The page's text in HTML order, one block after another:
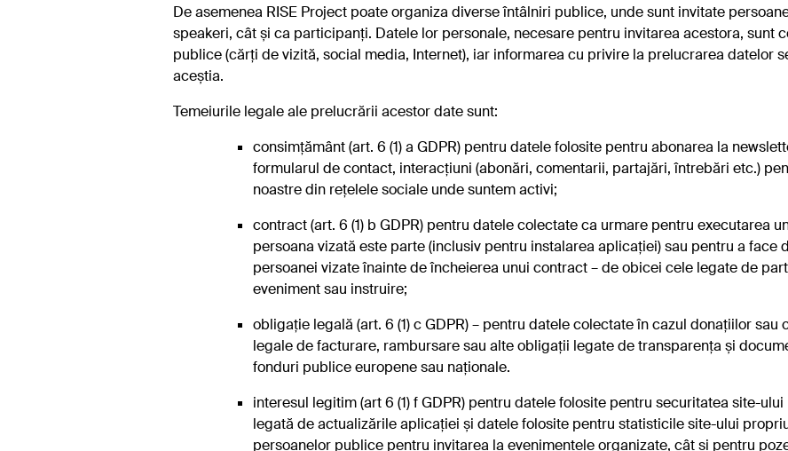
De asemenea RISE Project poate organiza diverse întâlniri publice, unde sunt invitate
speakeri, cât și ca participanți. Datele lor personale, necesare pentru invitarea acestora, sunt
publice (cărți de vizită, social media, Internet), iar informarea cu privire la prelucrarea datelor
aceștia.
Temeiurile legale ale prelucrării acestor date sunt:
consimțământ (art. 6 (1) a GDPR) pentru datele folosite pentru abonarea la
formularul de contact, interacțiuni (abonări, comentarii, partajări, întrebări etc.)
noastre din rețelele sociale unde suntem activi;
contract (art. 6 (1) b GDPR) pentru datele colectate ca urmare pentru executarea
persoana vizată este parte (inclusiv pentru instalarea aplicației) sau pentru a face
persoanei vizate înainte de încheierea unui contract – de obicei cele legate de
eveniment sau instruire;
obligație legală (art. 6 (1) c GDPR) – pentru datele colectate în cazul donațiilor
legale de facturare, rambursare sau alte obligații legate de transparența și
fonduri publice europene sau naționale.
interesul legitim (art 6 (1) f GDPR) pentru datele folosite pentru securitatea site-
legată de actualizările aplicației și datele folosite pentru statisticile site-ului
persoanelor publice pentru invitarea la evenimentele organizate, cât și pentru